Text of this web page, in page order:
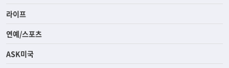
라이프
연예/스포츠
ASK미국